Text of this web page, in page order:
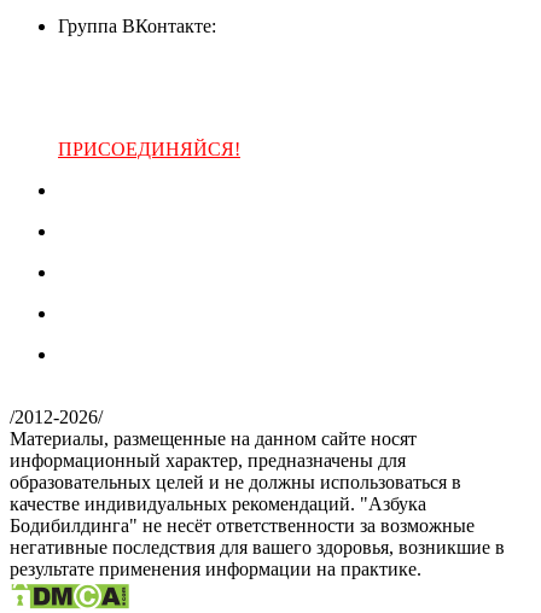
Группа ВКонтакте:
ПРИСОЕДИНЯЙСЯ!
/2012-2026/
Материалы, размещенные на данном сайте носят
информационный характер, предназначены для
образовательных целей и не должны использоваться в
качестве индивидуальных рекомендаций. "Азбука
Бодибилдинга" не несёт ответственности за возможные
негативные последствия для вашего здоровья, возникшие в
результате применения информации на практике.